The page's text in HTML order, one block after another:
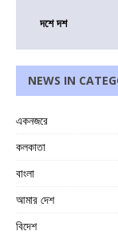
দশে দশ
NEWS IN
একনজরে
কলকাতা
বাংলা
আমার দেশ
বিদেশ